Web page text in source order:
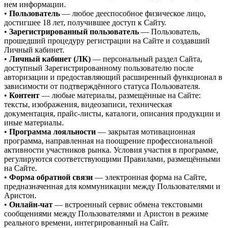
нем информации.
• Пользователь — любое дееспособное физическое лицо,
достигшее 18 лет, получившее доступ к Сайту.
• Зарегистрированный пользователь — Пользователь,
прошедший процедуру регистрации на Сайте и создавший
Личный кабинет.
• Личный кабинет (ЛК) — персональный раздел Сайта,
доступный Зарегистрированному пользователю после
авторизации и предоставляющий расширенный функционал в
зависимости от подтверждённого статуса Пользователя.
• Контент — любые материалы, размещённые на Сайте:
тексты, изображения, видеозаписи, техническая
документация, прайс-листы, каталоги, описания продукции и
иные материалы.
• Программа лояльности — закрытая мотивационная
программа, направленная на поощрение профессиональной
активности участников рынка. Условия участия в программе,
регулируются соответствующими Правилами, размещёнными
на Сайте.
• Форма обратной связи — электронная форма на Сайте,
предназначенная для коммуникации между Пользователями и
Аристон.
• Онлайн-чат — встроенный сервис обмена текстовыми
сообщениями между Пользователями и Аристон в режиме
реального времени, интегрированный на Сайт.